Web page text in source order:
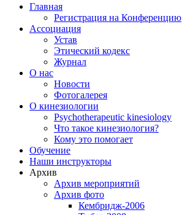
Главная
Регистрация на Конференцию
Ассоциация
Устав
Этический кодекс
Журнал
О нас
Новости
Фотогалерея
О кинезиологии
Psychotherapeutic kinesiology
Что такое кинезиология?
Кому это помогает
Обучение
Наши инструкторы
Архив
Архив мероприятий
Архив фото
Кембридж-2006